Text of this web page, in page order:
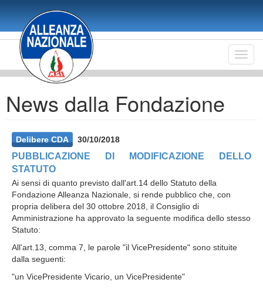
contenuto
principale
News dalla Fondazione
Delibere CDA 30/10/2018
PUBBLICAZIONE DI MODIFICAZIONE DELLO
STATUTO
Ai sensi di quanto previsto dall'art.14 dello Statuto della
Fondazione Alleanza Nazionale, si rende pubblico che, con
propria delibera del 30 ottobre 2018, il Consiglio di
Amministrazione ha approvato la seguente modifica dello stesso
Statuto:
All'art.13, comma 7, le parole "il VicePresidente" sono stituite
dalla seguenti:
"un VicePresidente Vicario, un VicePresidente"